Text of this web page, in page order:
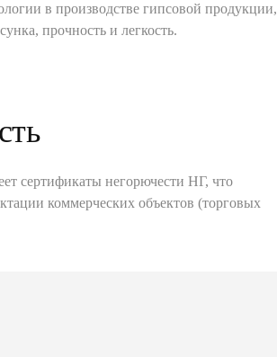
в производстве гипсовой продукции,
прочность и легкость.
сертификаты негорючести НГ, что
коммерческих объектов (торговых